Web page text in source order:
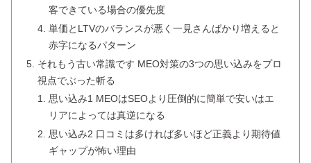
客できている場合の優先度
単価とLTVのバランスが悪く一見さんばかり増えると
赤字になるパターン
それもう古い常識です MEO対策の3つの思い込みをプロ
視点でぶった斬る
思い込み1 MEOはSEOより圧倒的に簡単で安いはエ
リアによっては真逆になる
思い込み2 口コミは多ければ多いほど正義より期待値
ギャップが怖い理由